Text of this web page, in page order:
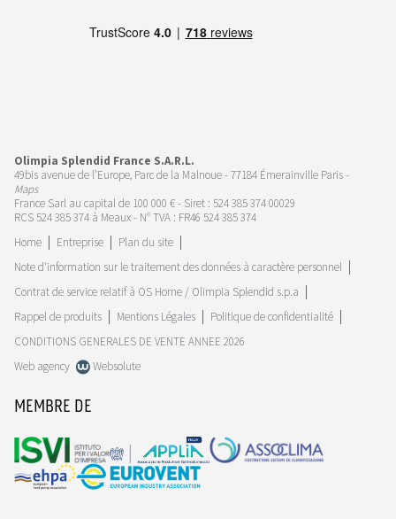
Olimpia Splendid France S.A.R.L.
49bis avenue de l’Europe, Parc de la Malnoue - 77184 Émerainville Paris -
Maps
France Sarl au capital de 100 000 € - Siret : 524 385 374 00029
RCS 524 385 374 à Meaux - N° TVA : FR46 524 385 374
Home
Entreprise
Plan du site
Note d'information sur le traitement des données à caractère personnel
Contrat de service relatif à OS Home / Olimpia Splendid s.p.a
Rappel de produits
Mentions Légales
Politique de confidentialité
CONDITIONS GENERALES DE VENTE ANNEE 2026
Web agency
Websolute
MEMBRE DE